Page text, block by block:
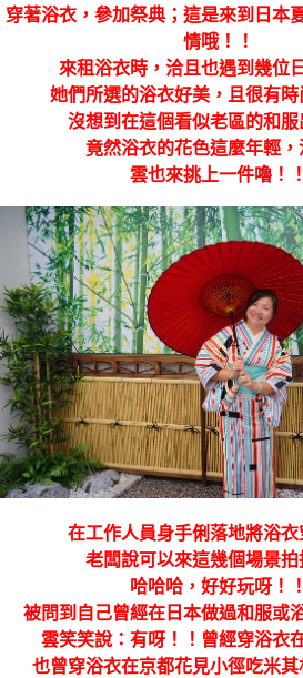
穿著浴衣，參加祭典；這是來到日本
情哦！！
來租浴衣時，洽且也遇到幾位
她們所選的浴衣好美，且很有時
沒想到在這個看似老區的和服
竟然浴衣的花色這麼年輕，
雲也來挑上一件嚕！！
在工作人員身手俐落地將浴衣
老闆說可以來這幾個場景拍
哈哈哈，好好玩呀！！
被問到自己曾經在日本做過和服或
雲笑笑說：有呀！！曾經穿浴衣
也曾穿浴衣在京都花見小徑吃米